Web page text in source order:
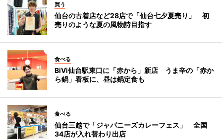
買う
仙台の古着店など28店で「仙台七夕夏売り」 初
売りのような夏の風物詩目指す
食べる
BiVi仙台駅東口に「赤から」新店 うま辛の「赤か
ら鍋」看板に、昼は鍋定食も
食べる
仙台三越で「ジャパニーズカレーフェス」 全国
34店が入れ替わり出店